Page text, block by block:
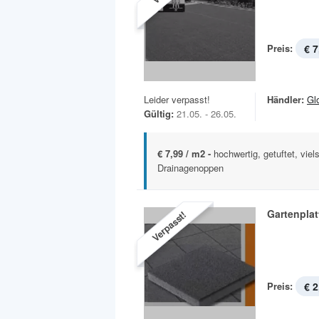
Preis: €
Leider verpasst!
Gültig: 21.05. - 26.05.
Händler:
€ 7,99 / m2 - hochwertig, getuftet,
Drainagenoppen
Verpasst!
Preis: €